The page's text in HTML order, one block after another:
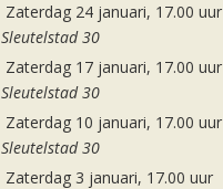
Zaterdag 24 januari, 17.00 uur
Sleutelstad 30
Zaterdag 17 januari, 17.00 uur
Sleutelstad 30
Zaterdag 10 januari, 17.00 uur
Sleutelstad 30
Zaterdag 3 januari, 17.00 uur